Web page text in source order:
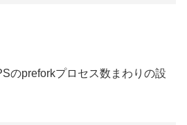
のpreforkプロセス数まわりの設